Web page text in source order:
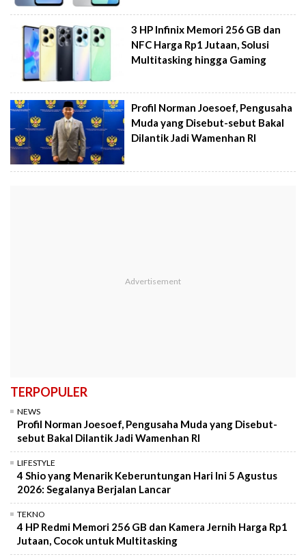
3 HP Infinix Memori 256 GB dan
NFC Harga Rp1 Jutaan, Solusi
Multitasking hingga Gaming
Profil Norman Joesoef, Pengusaha
Muda yang Disebut-sebut Bakal
Dilantik Jadi Wamenhan RI
TERPOPULER
NEWS
Profil Norman Joesoef, Pengusaha Muda yang Disebut-
sebut Bakal Dilantik Jadi Wamenhan RI
LIFESTYLE
4 Shio yang Menarik Keberuntungan Hari Ini 5 Agustus
2026: Segalanya Berjalan Lancar
TEKNO
4 HP Redmi Memori 256 GB dan Kamera Jernih Harga Rp1
Jutaan, Cocok untuk Multitasking